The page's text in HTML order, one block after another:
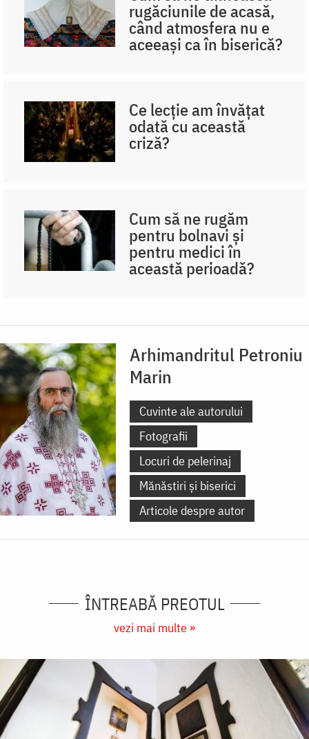
rugăciunile de acasă,
când atmosfera nu e
aceeași ca în biserică?
Ce lecție am învățat
odată cu această
criză?
Cum să ne rugăm
pentru bolnavi și
pentru medici în
această perioadă?
Arhimandritul Petroniu
Marin
Cuvinte ale autorului
Fotografii
Locuri de pelerinaj
Mănăstiri și biserici
Articole despre autor
ÎNTREABĂ PREOTUL
vezi mai multe »